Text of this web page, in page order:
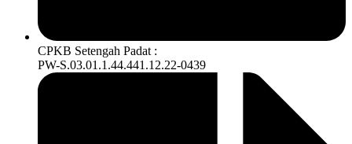
CPKB Setengah Padat :
PW-S.03.01.1.44.441.12.22-0439